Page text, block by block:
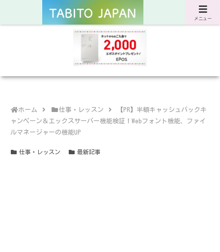
サスティナブルな旅と暮らしのWebマガジン
ホーム 仕事・レッスン
【PR】半額キャッシュバックキ
ャンペーン＆エックスサーバー機能検証！Webフォント機能、ファイ
ルマネージャーの機能UP
仕事・レッスン 最新記事
メニュー